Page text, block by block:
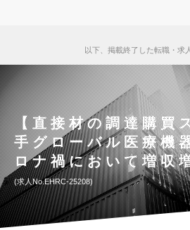
以下、掲載終了した転職・求
【直接材の調達購買
手グローバル医療機
ロナ禍において増収
求人No.EHRC-25208